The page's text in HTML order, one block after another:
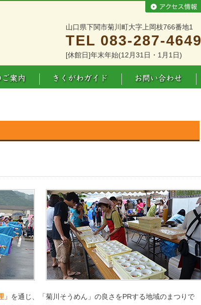
山口県下関市菊川町大字上岡枝766番地1
TEL 083-287-4649
[休館日]年末年始(12月31日・1月1日)
」 を通じ、「菊川そうめん」の良さをPRする地域のまつりで